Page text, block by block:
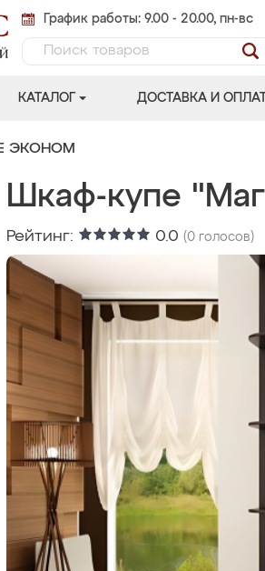
График работы: 9.00 - 20.00, пн-вс
КАТАЛОГ ДОСТАВКА И
ЭКОНОМ
Шкаф-купе
Рейтинг: 0.0 (0 голосов)